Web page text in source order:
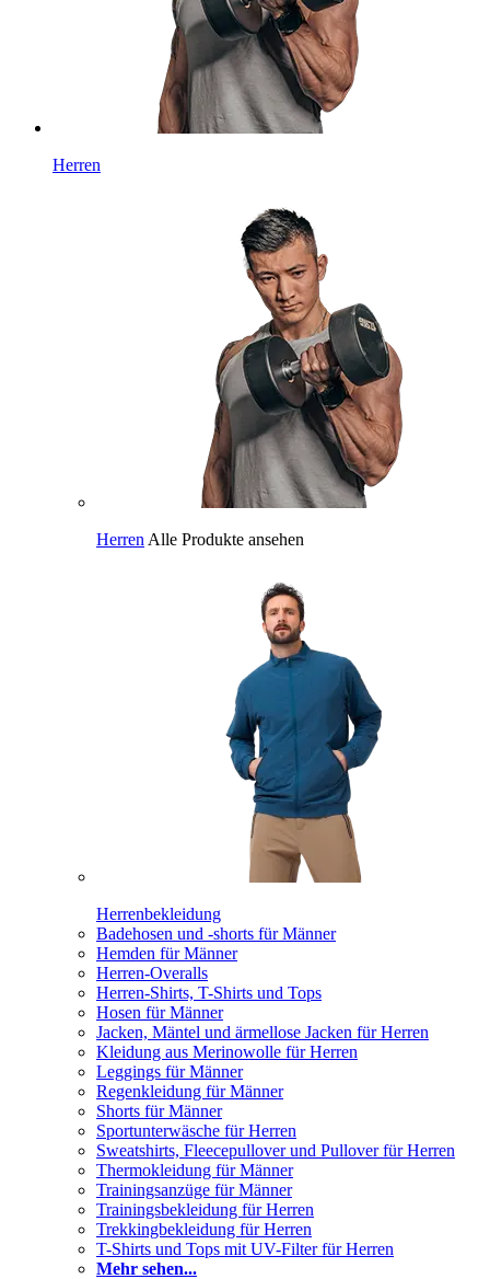
Herren
Herren Alle Produkte ansehen
Herrenbekleidung
Badehosen und -shorts für Männer
Hemden für Männer
Herren-Overalls
Herren-Shirts, T-Shirts und Tops
Hosen für Männer
Jacken, Mäntel und ärmellose Jacken für Herren
Kleidung aus Merinowolle für Herren
Leggings für Männer
Regenkleidung für Männer
Shorts für Männer
Sportunterwäsche für Herren
Sweatshirts, Fleecepullover und Pullover für Herren
Thermokleidung für Männer
Trainingsanzüge für Männer
Trainingsbekleidung für Herren
Trekkingbekleidung für Herren
T-Shirts und Tops mit UV-Filter für Herren
Mehr sehen...